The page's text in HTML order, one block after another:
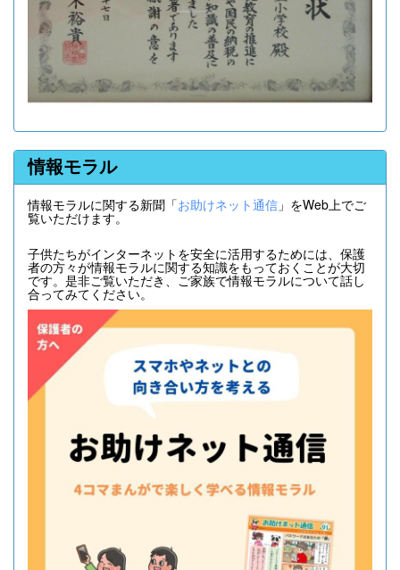
情報モラル
情報モラルに関する新聞「お助けネット通信 」をWeb上でご
覧いただけます。
子供たちがインターネットを安全に活用するためには、保護
者の方々が情報モラルに関する知識をもっておくことが大切
です。是非ご覧いただき、ご家族で情報モラルについて話し
合ってみてください。